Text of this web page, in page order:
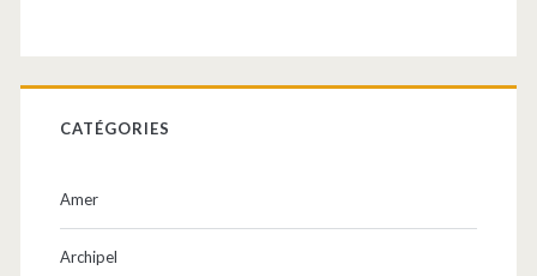
CATÉGORIES
Amer
Archipel